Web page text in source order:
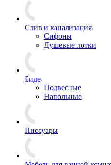
Слив и канализация
Сифоны
Душевые лотки
Биде
Подвесные
Напольные
Писсуары